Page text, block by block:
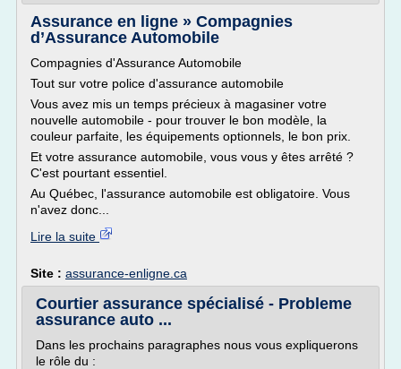
Assurance en ligne » Compagnies
d’Assurance Automobile
Compagnies d'Assurance Automobile
Tout sur votre police d'assurance automobile
Vous avez mis un temps précieux à magasiner votre
nouvelle automobile - pour trouver le bon modèle, la
couleur parfaite, les équipements optionnels, le bon prix.
Et votre assurance automobile, vous vous y êtes arrêté ?
C'est pourtant essentiel.
Au Québec, l'assurance automobile est obligatoire. Vous
n'avez donc...
Lire la suite
Site : assurance-enligne.ca
Courtier assurance spécialisé - Probleme
assurance auto ...
Dans les prochains paragraphes nous vous expliquerons
le rôle du :